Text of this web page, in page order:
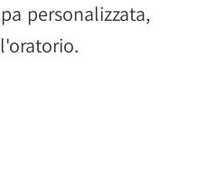
personalizzata,